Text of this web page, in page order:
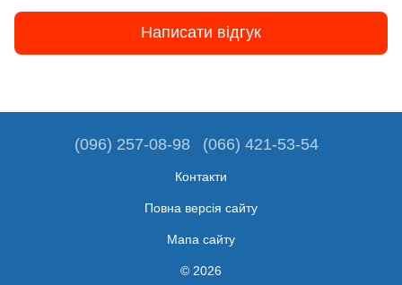
Написати відгук
(096) 257-08-98 (066) 421-53-54
Контакти
Повна версія сайту
Мапа сайту
© 2026